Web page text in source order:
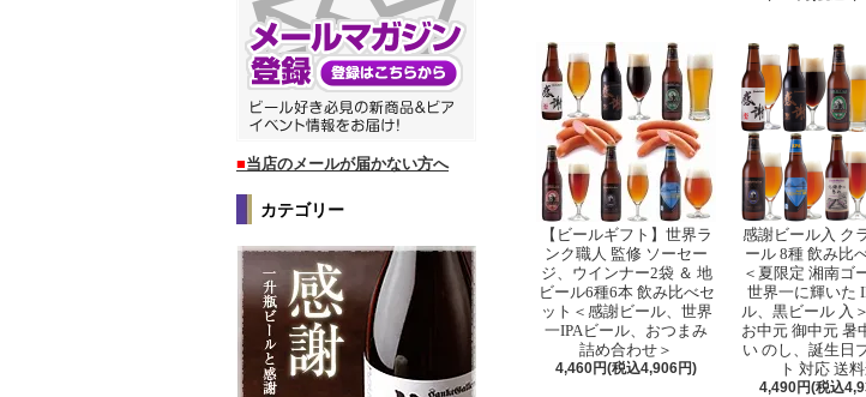
■当店のメールが届かない方へ
カテゴリー
【ビールギフト】世界ラ
ンク職人 監修 ソーセー
ジ、ウインナー2袋 ＆ 地
ビール6種6本 飲み比べセ
ット＜感謝ビール、世界
一IPAビール、おつまみ
詰め合わせ＞
4,460円(税込4,906円)
感謝ビール入 ク
ール 8種 飲み比
＜夏限定 湘南ゴ
世界一に輝いた
ル、黒ビール 入
お中元 御中元 暑
い のし、誕生日
ト 対応 送
4,490円(税込